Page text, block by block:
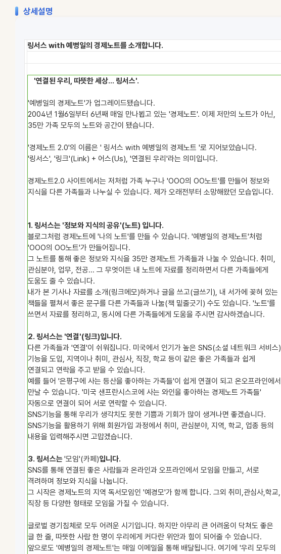
상세설명
링서스 with 예병일의 경제노트를 소개합니다.
'연결된 우리, 따뜻한 세상... 링서스'.
'예병일의 경제노트'가 업그레이드됐습니다.
2004년 1월6일부터 6년째 매일 만나뵙고 있는 '경제노트'. 이제 저만의 노트가 아닌,
35만 가족 모두의 노트와 공간이 됐습니다.
'경제노트 2.0'의 이름은 ' 링서스 with 예병일의 경제노트 '로 지어보았습니다.
'링서스', '링크'(Link) + 어스(Us), '연결된 우리'라는 의미입니다.
경제노트2.0 사이트에서는 저처럼 가족 누구나 'OOO의 OO노트'를 만들어 정보와
지식을 다른 가족들과 나누실 수 있습니다. 제가 오래전부터 소망해왔던 모습입니다.
1. 링서스는 '정보와 지식의 공유'(노트) 입니다.
블로그처럼 경제노트에 '나의 노트'를 만들 수 있습니다. '예병일의 경제노트'처럼
'OOO의 OO노트'가 만들어집니다.
그 노트를 통해 좋은 정보와 지식을 35만 경제노트 가족들과 나눌 수 있습니다. 취미,
관심분야, 업무, 전공... 그 무엇이든 내 노트에 자료를 정리하면서 다른 가족들에게
도움도 줄 수 있습니다.
내가 본 기사나 자료를 소개(링크메모)하거나 글을 쓰고(글쓰기), 내 서가에 꽂혀 있는
책들을 펼쳐서 좋은 문구를 다른 가족들과 나눌(책 밑줄긋기) 수도 있습니다. '노트'를
쓰면서 자료를 정리하고, 동시에 다른 가족들에게 도움을 주시면 감사하겠습니다.
2. 링서스는 '연결'(링크)입니다.
다른 가족들과 '연결'이 쉬워집니다. 미국에서 인기가 높은 SNS(소셜 네트워크 서비스)
기능을 도입, 지역이나 취미, 관심사, 직장, 학교 등이 같은 좋은 가족들과 쉽게
연결되고 연락을 주고 받을 수 있습니다.
예를 들어 '은평구에 사는 등산을 좋아하는 가족들'이 쉽게 연결이 되고 온오프라인에서
만날 수 있습니다. '미국 샌프란시스코에 사는 와인을 좋아하는 경제노트 가족들'
자동으로 연결이 되어 서로 연락할 수 있습니다.
SNS기능을 통해 우리가 생각치도 못한 기쁨과 기회가 많이 생겨나면 좋겠습니다.
SNS기능을 활용하기 위해 회원가입 과정에서 취미, 관심분야, 지역, 학교, 업종 등의
내용을 입력해주시면 고맙겠습니다.
3. 링서스는'모임'(카페)입니다.
SNS를 통해 연결된 좋은 사람들과 온라인과 오프라인에서 모임을 만들고, 서로
격려하며 정보와 지식을 나눕니다.
그 시작은 경제노트의 지역 독서모임인 '예경모'가 함께 합니다. 그외 취미,관심사,학교,
직장 등 다양한 형태로 모임을 가질 수 있습니다.
글로벌 경기침체로 모두 어려운 시기입니다. 하지만 아무리 큰 어려움이 닥쳐도 좋은
글 한 줄, 따뜻한 사람 한 명이 우리에게 커다란 위안과 힘이 되어줄 수 있습니다.
앞으로도 '예병일의 경제노트'는 매일 이메일을 통해 배달됩니다. 여기에 '우리 모두의